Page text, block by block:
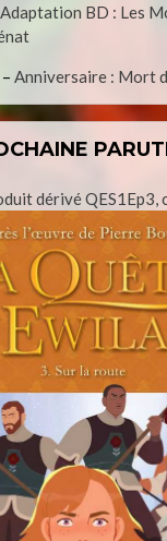
Adaptation BD : Les
– Anniversaire : Mort
dérivé QES1Ep3,